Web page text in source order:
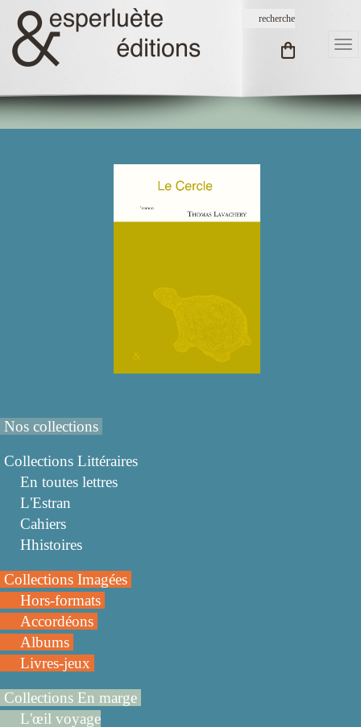
Nos collections
Collections Littéraires
En toutes lettres
L'Estran
Cahiers
Hhistoires
Collections Imagées
Hors-formats
Accordéons
Albums
Livres-jeux
Collections En marge
L'œil voyage